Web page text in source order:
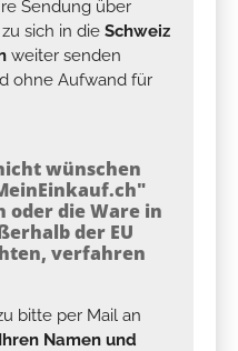
Sendung über
sich in die Schweiz
weiter senden
ohne Aufwand für
wünschen
oder die Ware in
der EU
verfahren
bitte per Mail an
Ihren Namen und